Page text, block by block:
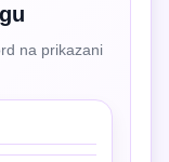
na prikazani